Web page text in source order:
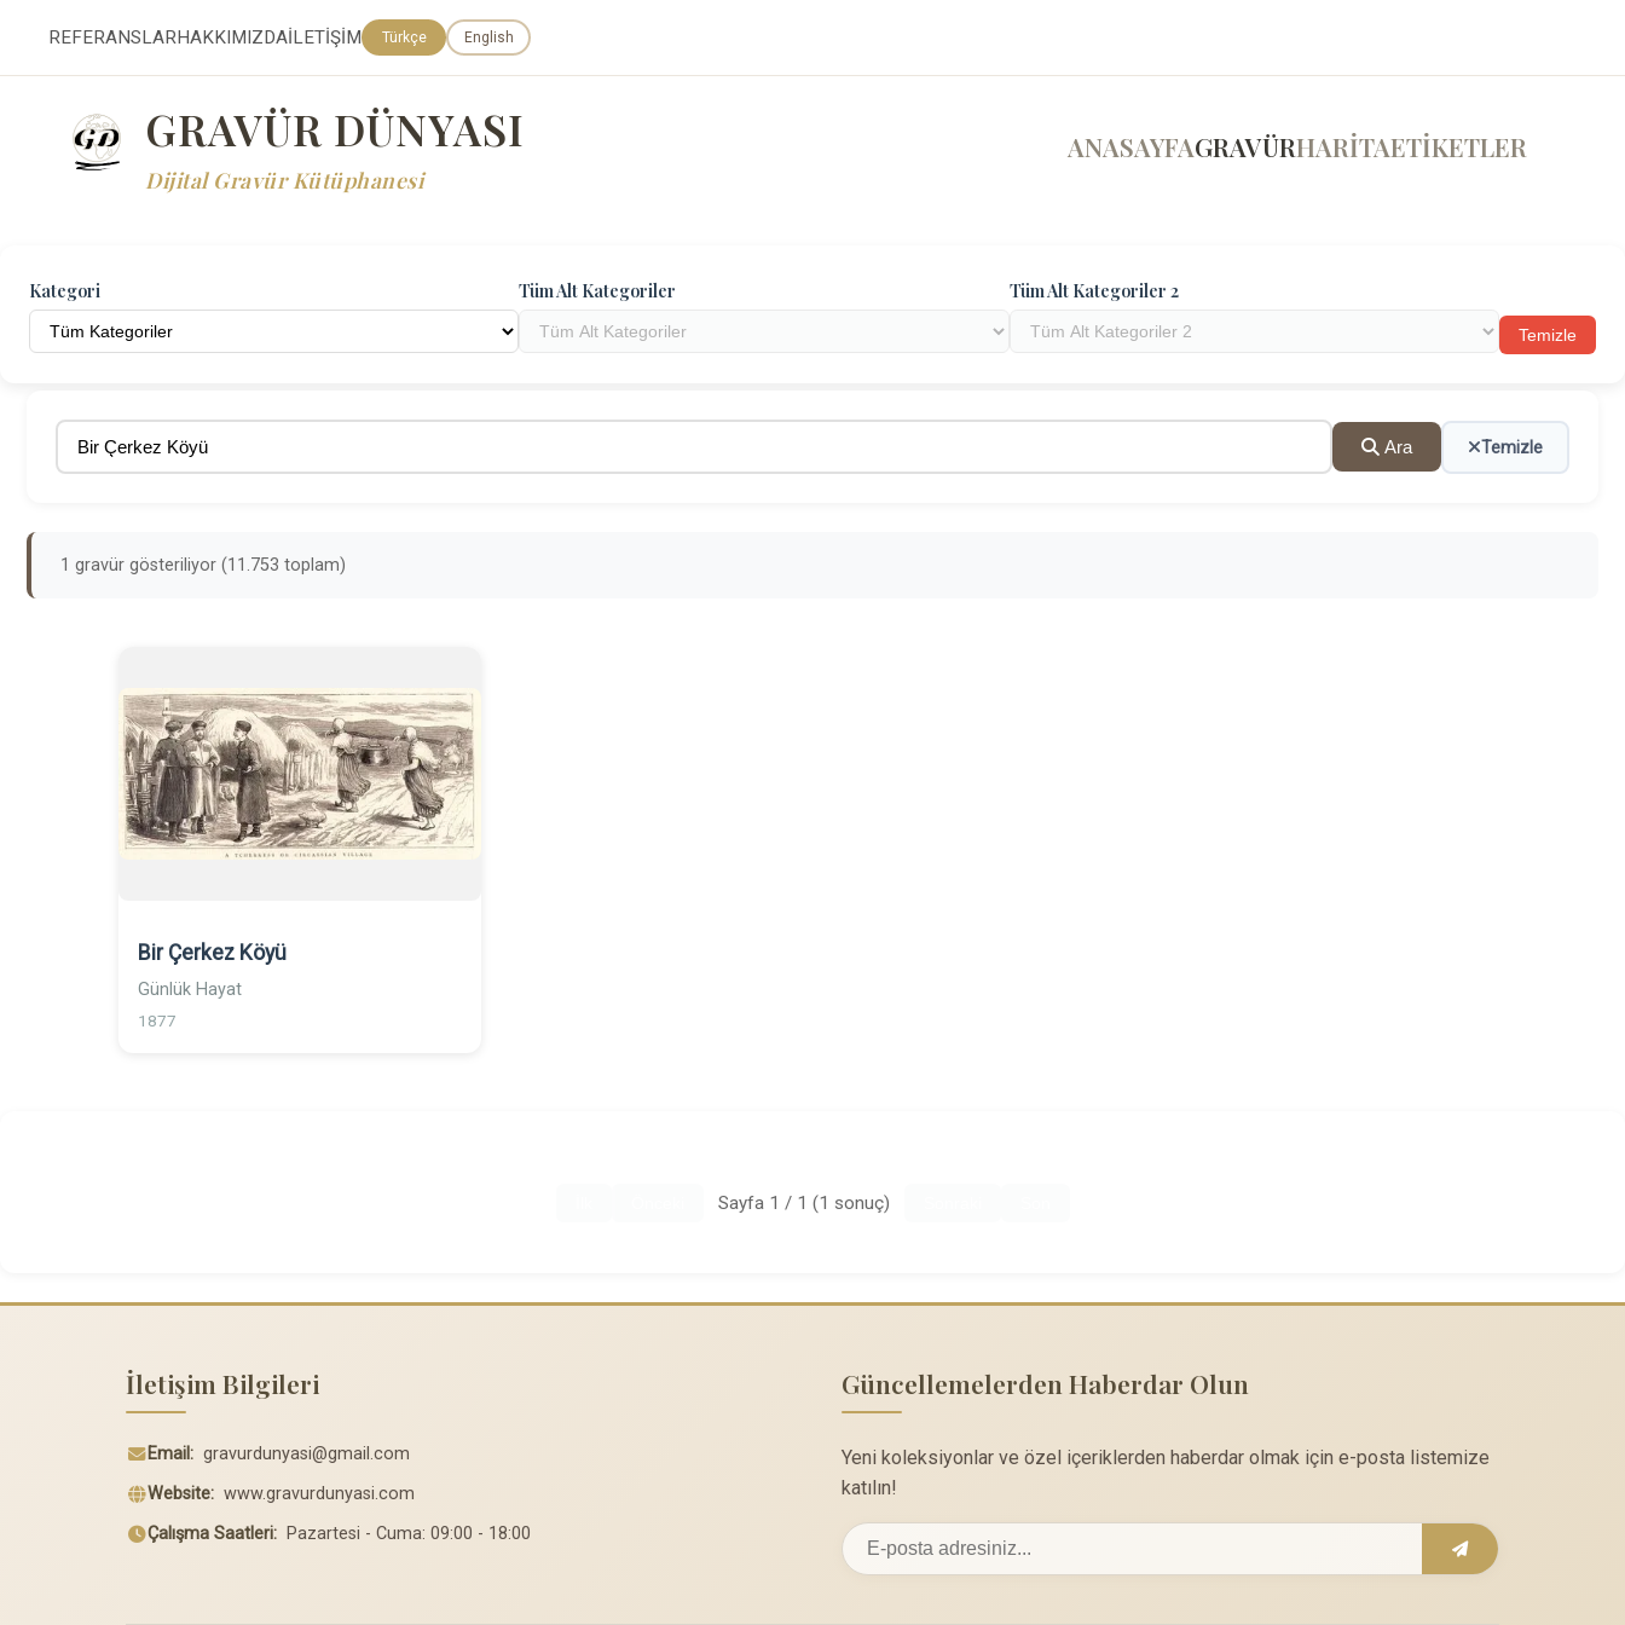
REFERANSLARHAKKIMIZDAİLETİŞİM Türkçe English
GRAVÜR DÜNYASI
Dijital Gravür Kütüphanesi
ANASAYFAGRAVÜRHARİTAETİKETLER
Kategori Tüm Alt Kategoriler Tüm Alt Kategoriler 2
Temizle
Ara Temizle
1 gravür gösteriliyor (11.753 toplam)
Bir Çerkez Köyü
Günlük Hayat
1877
Sayfa 1 / 1 (1 sonuç)
İletişim Bilgileri
Email: gravurdunyasi@gmail.com
Website: www.gravurdunyasi.com
Çalışma Saatleri: Pazartesi - Cuma: 09:00 - 18:00
Güncellemelerden Haberdar Olun
Yeni koleksiyonlar ve özel içeriklerden haberdar olmak için e-posta listemize
katılın!